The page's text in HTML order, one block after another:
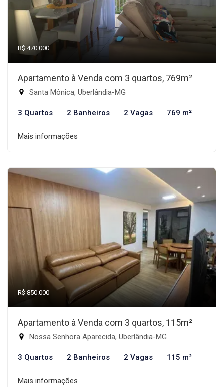
R$ 470.000
Apartamento à Venda com 3 quartos, 769m²
Santa Mônica, Uberlândia-MG
3 Quartos 2 Banheiros 2 Vagas 769 m²
Mais informações
R$ 850.000
Apartamento à Venda com 3 quartos, 115m²
Nossa Senhora Aparecida, Uberlândia-MG
3 Quartos 2 Banheiros 2 Vagas 115 m²
Mais informações